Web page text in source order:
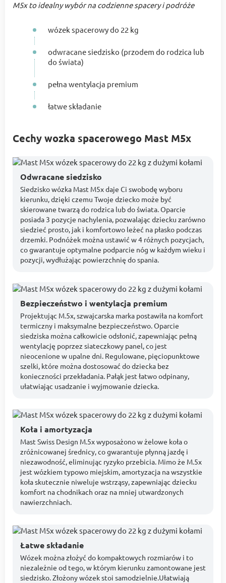
M5x to idealny wybór na codzienne spacery i podróże
wózek spacerowy do 22 kg
odwracane siedzisko (przodem do rodzica lub
do świata)
pełna wentylacja premium
łatwe składanie
Cechy wozka spacerowego Mast M5x
Odwracane siedzisko
Siedzisko wózka Mast M5x daje Ci swobodę wyboru
kierunku, dzięki czemu Twoje dziecko może być
skierowane twarzą do rodzica lub do świata. Oparcie
posiada 3 pozycje nachylenia, pozwalając dziecku zarówno
siedzieć prosto, jak i komfortowo leżeć na płasko podczas
drzemki. Podnóżek można ustawić w 4 różnych pozycjach,
co gwarantuje optymalne podparcie nóg w każdym wieku i
pozycji, wydłużając powierzchnię do spania.
Bezpieczeństwo i wentylacja premium
Projektując M.5x, szwajcarska marka postawiła na komfort
termiczny i maksymalne bezpieczeństwo. Oparcie
siedziska można całkowicie odsłonić, zapewniając pełną
wentylację poprzez siateczkowy panel, co jest
nieocenione w upalne dni. Regulowane, pięciopunktowe
szelki, które można dostosować do dziecka bez
konieczności przekładania. Pałąk jest łatwo odpinany,
ułatwiając usadzanie i wyjmowanie dziecka.
Koła i amortyzacja
Mast Swiss Design M.5x wyposażono w żelowe koła o
zróżnicowanej średnicy, co gwarantuje płynną jazdę i
niezawodność, eliminując ryzyko przebicia. Mimo że M.5x
jest wózkiem typowo miejskim, amortyzacja na wszystkie
koła skutecznie niweluje wstrząsy, zapewniając dziecku
komfort na chodnikach oraz na mniej utwardzonych
nawierzchniach.
Łatwe składanie
Wózek można złożyć do kompaktowych rozmiarów i to
niezależnie od tego, w którym kierunku zamontowane jest
siedzisko. Złożony wózek stoi samodzielnie.Ułatwiają